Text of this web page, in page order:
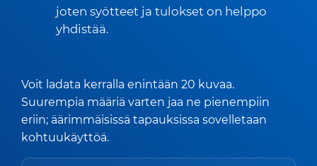
joten syötteet ja tulokset on helppo
yhdistää.
Voit ladata kerralla enintään 20 kuvaa.
Suurempia määriä varten jaa ne pienempiin
eriin; äärimmäisissä tapauksissa sovelletaan
kohtuukäyttöä.